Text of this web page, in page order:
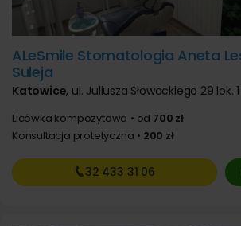
ALeSmile Stomatologia Aneta
Suleja
Katowice, ul. Juliusza Słowackiego 29 lok. 1
Licówka kompozytowa od 700 zł
Konsultacja protetyczna
200 zł
32 433 31 06